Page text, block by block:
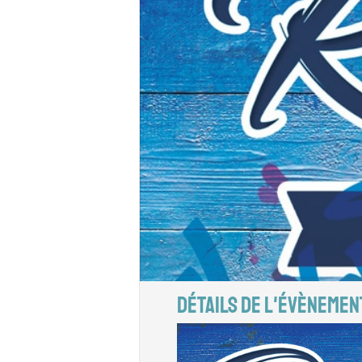
DÉTAILS DE